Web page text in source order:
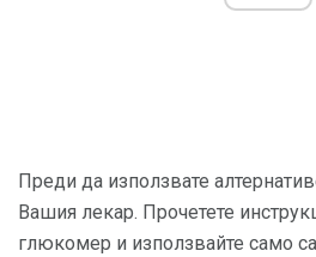
Преди да използвате
Вашия лекар. Прочетете
глюкомер и използвайте само